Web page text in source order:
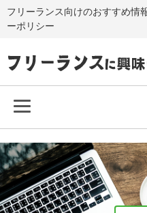
フリーランス向けのおすすめ情
ーポリシー